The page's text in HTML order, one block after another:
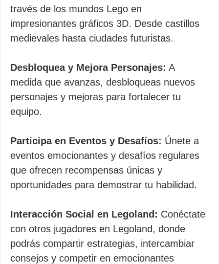
través de los mundos Lego en
impresionantes gráficos 3D. Desde castillos
medievales hasta ciudades futuristas.
Desbloquea y Mejora Personajes: A
medida que avanzas, desbloqueas nuevos
personajes y mejoras para fortalecer tu
equipo.
Participa en Eventos y Desafíos: Únete a
eventos emocionantes y desafíos regulares
que ofrecen recompensas únicas y
oportunidades para demostrar tu habilidad.
Interacción Social en Legoland: Conéctate
con otros jugadores en Legoland, donde
podrás compartir estrategias, intercambiar
consejos y competir en emocionantes